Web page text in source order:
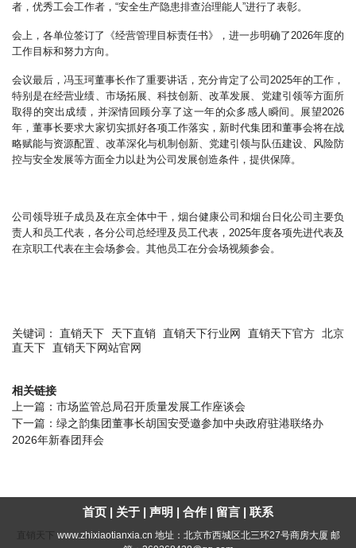
者，优秀工会工作者，“安全生产隐患排查治理能人”进行了表彰。
会上，各单位签订了《经营管理目标责任书》，进一步明确了2026年度的
工作目标和努力方向。
会议最后，冯玉珂董事长作了重要讲话，充分肯定了公司2025年的工作，
特别是在经营业绩、市场拓展、科技创新、改革发展、党建引领等方面所
取得的突出成绩，并深情回顾分享了这一年的众多感人瞬间。展望2026
年，董事长要求大家切实抓好各项工作落实，新时代集团和董事会将在战
略赋能与资源配置、改革深化与机制创新、党建引领与队伍建设、风险防
控与安全发展等方面全力以赴为公司发展创造条件，提供保障。
公司领导班子成员及在京全体中干，烟台健康公司和烟台日化公司主要负
责人和员工代表，各分公司总经理及员工代表，2025年度各项先进代表及
在京职工代表在主会场参会。其他员工在分会场视频参会。
关键词： 直销天下 天下直销 直销天下行业网 直销天下官方 北京
直天下 直销天下网站官网
相关链接
上一篇： 市场监管总局召开质量发展工作座谈会
下一篇： 绿之韵集团董事长胡国安受邀参加中央政府驻港联络办
2026年新春团拜会
首页 关于 声明 合作 留言 联系
www.zhixiaotianxia.cn 地址：北京市西城区北三环27号商房大厦 邮